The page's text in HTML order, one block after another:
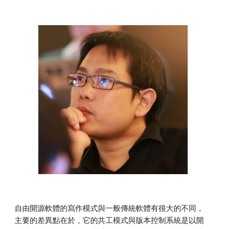
自由開源軟體的寫作模式與一般傳統軟體有很大的不同，
主要的差異點在於，它的共工模式與版本控制系統是以開